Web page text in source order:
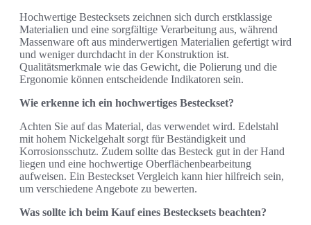
Hochwertige Bestecksets zeichnen sich durch erstklassige
Materialien und eine sorgfältige Verarbeitung aus, während
Massenware oft aus minderwertigen Materialien gefertigt wird
und weniger durchdacht in der Konstruktion ist.
Qualitätsmerkmale wie das Gewicht, die Polierung und die
Ergonomie können entscheidende Indikatoren sein.
Wie erkenne ich ein hochwertiges Besteckset?
Achten Sie auf das Material, das verwendet wird. Edelstahl
mit hohem Nickelgehalt sorgt für Beständigkeit und
Korrosionsschutz. Zudem sollte das Besteck gut in der Hand
liegen und eine hochwertige Oberflächenbearbeitung
aufweisen. Ein Besteckset Vergleich kann hier hilfreich sein,
um verschiedene Angebote zu bewerten.
Was sollte ich beim Kauf eines Bestecksets beachten?